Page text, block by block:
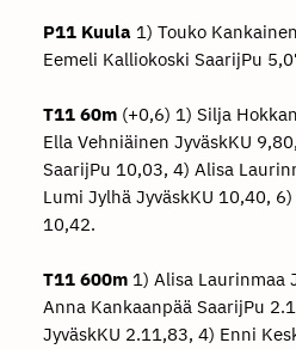
P11 Kuula 1) Touko
Eemeli Kalliokoski SaarijPu
T11 60m(+0,6) 1) Silja
Ella Vehniäinen JyväskKU
SaarijPu 10,03, 4) Alisa
Lumi Jylhä JyväskKU 10,40,
10,42.
T11 600m1) Alisa Laurinmaa
Anna Kankaanpää SaarijPu
JyväskKU 2.11,83, 4) Enni